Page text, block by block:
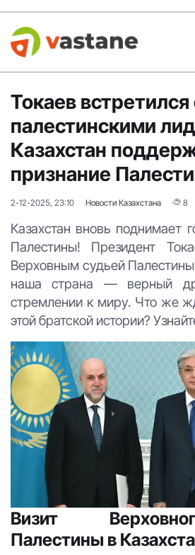
Токаев встретился
палестинскими
Казахстан
признание
2-12-2025, 23:10 Новости Казахстана 8
Казахстан вновь поднимает
Палестины! Президент
Верховным судьей
наша страна — верный
стремлении к миру. Что же
этой братской истории?
Визит
Палестины в